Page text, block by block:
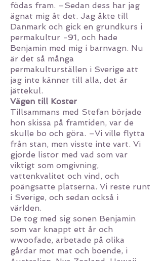
födas fram. –Sedan dess har jag
ägnat mig åt det. Jag åkte till
Danmark och gick en grundkurs i
permakultur -91, och hade
Benjamin med mig i barnvagn. Nu
är det så många
permakulturställen i Sverige att
jag inte känner till alla, det är
jättekul.
Vägen till Koster
Tillsammans med Stefan började
hon skissa på framtiden, var de
skulle bo och göra. –Vi ville flytta
från stan, men visste inte vart. Vi
gjorde listor med vad som var
viktigt som omgivning,
vattenkvalitet och vind, och
poängsatte platserna. Vi reste runt
i Sverige, och sedan också i
världen.
De tog med sig sonen Benjamin
som var knappt ett år och
wwoofade, arbetade på olika
gårdar mot mat och boende, i